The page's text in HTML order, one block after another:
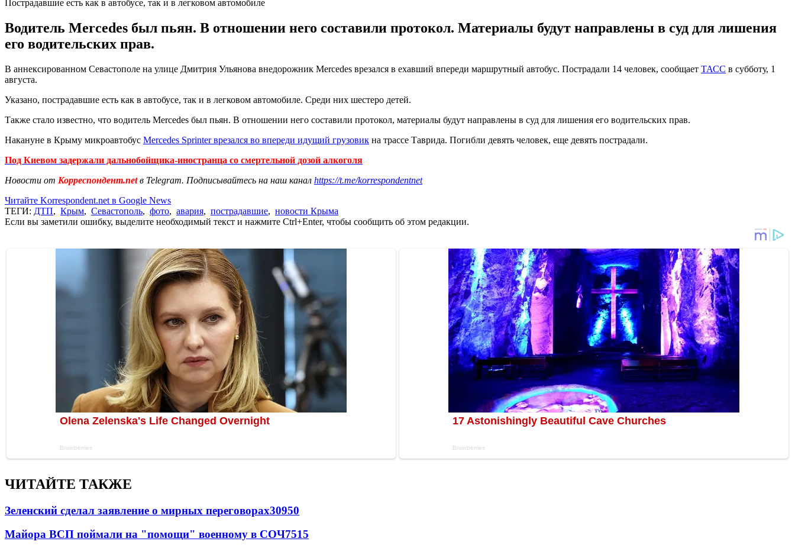
Пострадавшие есть как в автобусе, так и в легковом автомобиле
Водитель Mercedes был пьян. В отношении него составили протокол. Материалы будут направлены в суд для лишения
его водительских прав.
В аннексированном Севастополе на улице Дмитрия Ульянова внедорожник Mercedes врезался в ехавший впереди маршрутный автобус. Пострадали 14 человек, сообщает ТАСС в субботу, 1
августа.
Указано, пострадавшие есть как в автобусе, так и в легковом автомобиле. Среди них шестеро детей.
Также стало известно, что водитель Mercedes был пьян. В отношении него составили протокол, материалы будут направлены в суд для лишения его водительских прав.
Накануне в Крыму микроавтобус Mercedes Sprinter врезался во впереди идущий грузовик на трассе Таврида. Погибли девять человек, еще девять пострадали.
Под Киевом задержали дальнобойщика-иностранца со смертельной дозой алкоголя
Новости от Корреспондент.netв Telegram. Подписывайтесь на наш канал https://t.me/korrespondentnet
Читайте Korrespondent.net в Google News
ТЕГИ: ДТП, Крым, Севастополь, фото, авария, пострадавшие, новости Крыма
Если вы заметили ошибку, выделите необходимый текст и нажмите Ctrl+Enter, чтобы сообщить об этом редакции.
ЧИТАЙТЕ ТАКЖЕ
Зеленский сделал заявление о мирных переговорах30950
Майора ВСП поймали на "помощи" военному в СОЧ7515